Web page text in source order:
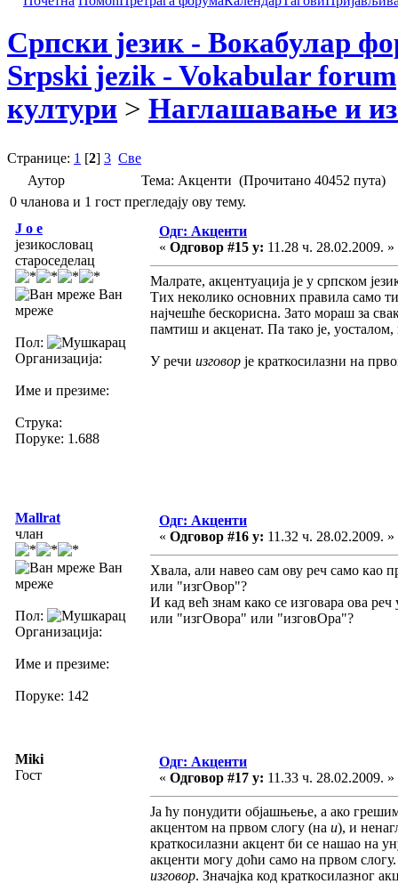
Српски језик - Вокабулар
Srpski jezik - Vokabular forum
култури > Наглашавање и
Странице: 1 [2] 3 Све
Аутор
Тема: Акценти (Прочитано 40452 пута)
0 чланова и 1 гост прегледају ову тему.
J o e
језикословац
староседелац
Ван
мреже
Пол:
Организација:
Име и презиме:
Струка:
Поруке: 1.688
Одг: Акценти
« Одговор #15 у: 11.28 ч. 28.02.2009. »
Малрате, акцентуација је у српском
Тих неколико основних правила само
најчешће бескорисна. Зато мораш за
памтиш и акценат. Па тако је, уосталом,
У речи изговор је краткосилазни на
Mallrat
члан
Ван
мреже
Пол:
Организација:
Име и презиме:
Поруке: 142
Одг: Акценти
« Одговор #16 у: 11.32 ч. 28.02.2009. »
Хвала, али навео сам ову реч само као
или "изгОвор"?
И кад већ знам како се изговара ова
или "изгОвора" или "изговОра"?
Miki
Гост
Одг: Акценти
« Одговор #17 у: 11.33 ч. 28.02.2009. »
Ја ћу понудити објашњење, а ако
акцентом на првом слогу (на и), и
краткосилазни акцент би се нашао на
акценти могу доћи само на првом
изговор. Значајка код краткосилазног